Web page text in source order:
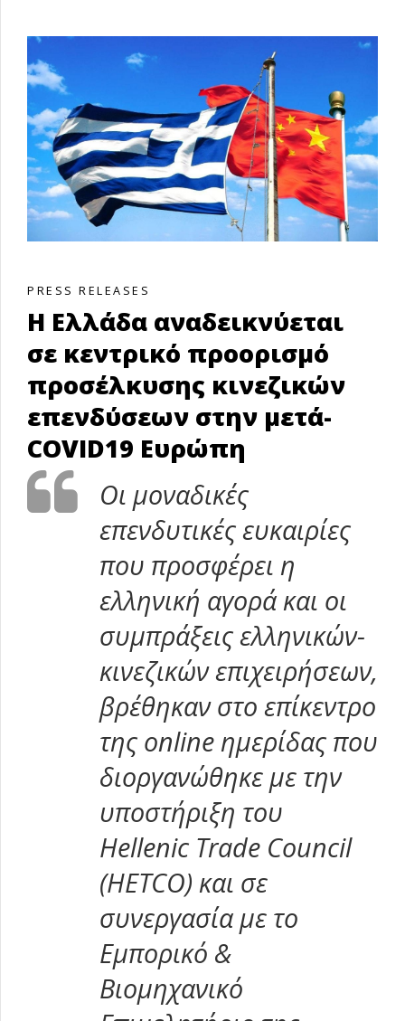
PRESS RELEASES
Η Ελλάδα αναδεικνύεται
σε κεντρικό προορισμό
προσέλκυσης κινεζικών
επενδύσεων στην μετά-
COVID19 Ευρώπη
Οι μοναδικές
επενδυτικές ευκαιρίες
που προσφέρει η
ελληνική αγορά και οι
συμπράξεις ελληνικών-
κινεζικών επιχειρήσεων,
βρέθηκαν στο επίκεντρο
της online ημερίδας που
διοργανώθηκε με την
υποστήριξη του
Hellenic Trade Council
(HETCO) και σε
συνεργασία με το
Εμπορικό &
Βιομηχανικό